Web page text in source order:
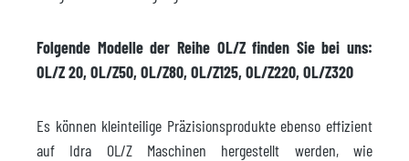
Folgende Modelle der Reihe OL/Z finden Sie bei uns:
OL/Z 20, OL/Z50, OL/Z80, OL/Z125, OL/Z220, OL/Z320
Es können kleinteilige Präzisionsprodukte ebenso effizient
auf Idra OL/Z Maschinen hergestellt werden, wie